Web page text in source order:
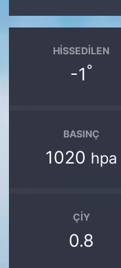
HISSEDILEN
-1°
BASINÇ
1020 hpa
ÇIY
0.8